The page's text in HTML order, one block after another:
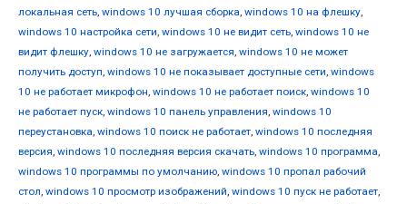
локальная сеть, windows 10 лучшая сборка, windows 10 на флешку,
windows 10 настройка сети, windows 10 не видит сеть, windows 10 не
видит флешку, windows 10 не загружается, windows 10 не может
получить доступ, windows 10 не показывает доступные сети, windows
10 не работает микрофон, windows 10 не работает поиск, windows 10
не работает пуск, windows 10 панель управления, windows 10
переустановка, windows 10 поиск не работает, windows 10 последняя
версия, windows 10 последняя версия скачать, windows 10 программа,
windows 10 программы по умолчанию, windows 10 пропал рабочий
стол, windows 10 просмотр изображений, windows 10 пуск не работает,